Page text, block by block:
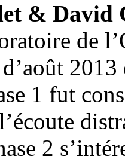
& David
de
1 fut
2